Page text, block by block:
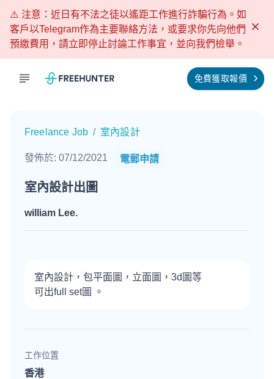
⚠️ 注意：近日有不法之徒以遙距工作進行詐騙行為。如
客戶以Telegram作為主要聯絡方法，或要求你先向他們
預繳費用，請立即停止討論工作事宜，並向我們檢舉。
免費獲取報價
Freelance Job / 室內設計
發佈於: 07/12/2021 電郵申請
室內設計出圖
william Lee.
室內設計，包平面圖，立面圖，3d圖等
可出full set圖 。
工作位置
香港